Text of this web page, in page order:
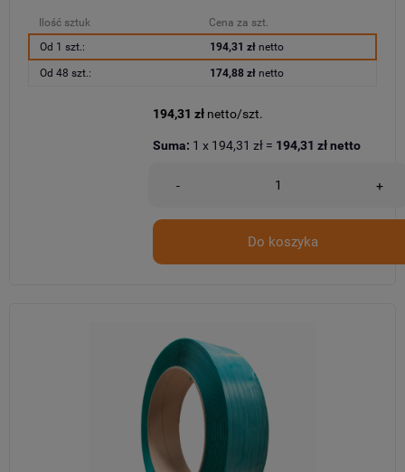
Ilość sztuk
Cena za szt.
Od 1 szt.:
194,31 złnetto
Od 48 szt.: 174,88 złnetto
194,31 zł netto/szt.
- +
Do koszyka
Suma: 1 x 194,31 zł = 194,31 złnetto